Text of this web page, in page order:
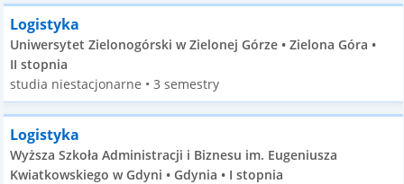
Logistyka
Uniwersytet Zielonogórski w Zielonej Górze • Zielona Góra •
II stopnia
studia niestacjonarne • 3 semestry
Logistyka
Wyższa Szkoła Administracji i Biznesu im. Eugeniusza
Kwiatkowskiego w Gdyni • Gdynia • I stopnia